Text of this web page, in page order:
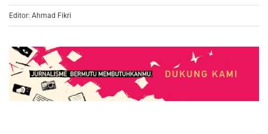
Editor: Ahmad Fikri